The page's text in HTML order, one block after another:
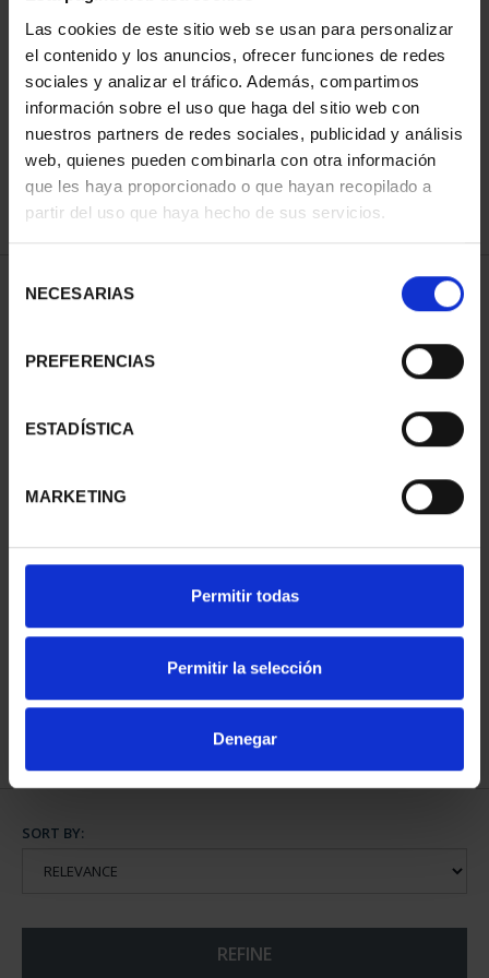
Las cookies de este sitio web se usan para personalizar
el contenido y los anuncios, ofrecer funciones de redes
sociales y analizar el tráfico. Además, compartimos
información sobre el uso que haga del sitio web con
nuestros partners de redes sociales, publicidad y análisis
web, quienes pueden combinarla con otra información
que les haya proporcionado o que hayan recopilado a
partir del uso que haya hecho de sus servicios.
NECESARIAS
PREFERENCIAS
ESTADÍSTICA
MARKETING
Permitir todas
Permitir la selección
Denegar
SORT BY:
REFINE
2 Products found
CITIES - ALCALÁ DE
HENARE...
€73.00
SORT BY:
REFINE